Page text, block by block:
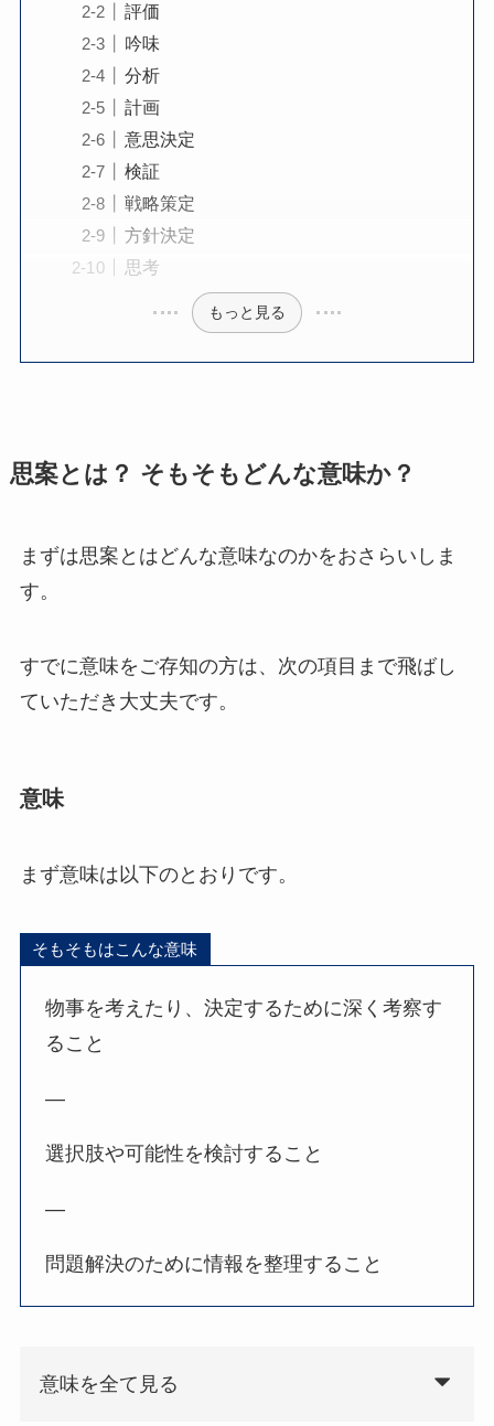
評価
吟味
分析
計画
意思決定
検証
戦略策定
方針決定
思考
もっと見る
思案とは？ そもそもどんな意味か？
まずは思案とはどんな意味なのかをおさらいしま
す。
すでに意味をご存知の方は、次の項目まで飛ばし
ていただき大丈夫です。
意味
まず意味は以下のとおりです。
そもそもはこんな意味
物事を考えたり、決定するために深く考察す
ること
—
選択肢や可能性を検討すること
—
問題解決のために情報を整理すること
意味を全て見る